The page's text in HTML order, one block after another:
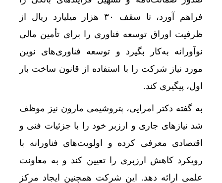
فراهم آورد، تا سقف ۳۰ هزار میلیارد ریال از
ظرفیت اوراق توسعه فناوری را برای تأمین مالی
نوآورانه به‌کار بگیرد و توسعه فناوری‌های نوین
مورد نیاز شرکت را با استفاده از قانون ساخت بار
اول، پیگیری کند.
به گفته دکتر امرایی، پتروشیمی مارون نیز موظف
شد نیازهای جاری و ارزبر خود را با جزئیات فنی و
اقتصادی معرفی کرده و اولویت‌های فناورانه با
رویکرد کاهش ارزبری را تعیین کند و به معاونت
علمی ارائه دهد. این شرکت همچنین ایجاد مرکز